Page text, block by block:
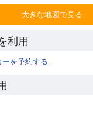
大きな地図で見る
利用
を予約する